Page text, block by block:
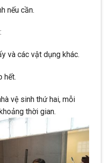
nếu cần.
và các vật dụng khác.
hết.
vệ sinh thứ hai, mỗi
thời gian.